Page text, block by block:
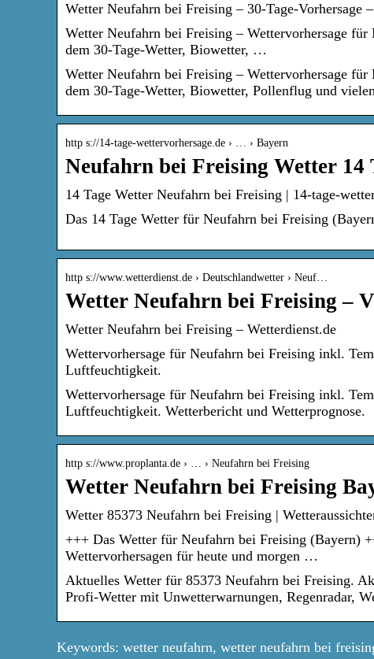
Wetter Neufahrn bei Freising – 30-Tage-Vorhersage
Wetter Neufahrn bei Freising – Wettervorhersage
dem 30-Tage-Wetter, Biowetter, …
Wetter Neufahrn bei Freising – Wettervorhersage
dem 30-Tage-Wetter, Biowetter, Pollenflug und
http s://14-tage-wettervorhersage.de › … › Bayern
Neufahrn bei Freising Wetter 14
14 Tage Wetter Neufahrn bei Freising | 14-tage-
Das 14 Tage Wetter für Neufahrn bei Freising
http s://www.wetterdienst.de › Deutschlandwetter › Neuf…
Wetter Neufahrn bei Freising –
Wetter Neufahrn bei Freising – Wetterdienst.de
Wettervorhersage für Neufahrn bei Freising inkl.
Luftfeuchtigkeit.
Wettervorhersage für Neufahrn bei Freising inkl.
Luftfeuchtigkeit. Wetterbericht und Wetterprognose.
http s://www.proplanta.de › … › Neufahrn bei Freising
Wetter Neufahrn bei Freising
Wetter 85373 Neufahrn bei Freising |
+++ Das Wetter für Neufahrn bei Freising (Bayern)
Wettervorhersagen für heute und morgen …
Aktuelles Wetter für 85373 Neufahrn bei Freising.
Profi-Wetter mit Unwetterwarnungen, Regenradar,
Keywords: wetter neufahrn, wetter neufahrn bei